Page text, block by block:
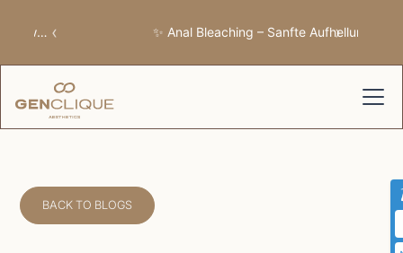
‹ ✨ Anal Bleaching – Sanfte Aufhellung ›
BACK TO BLOGS